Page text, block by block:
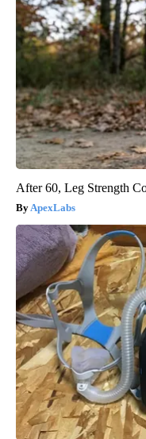
After 60, Leg Strength
ApexLabs